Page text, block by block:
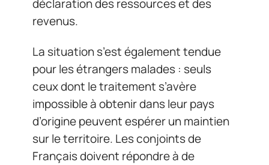
déclaration des ressources et des
revenus.
La situation s’est également tendue
pour les étrangers malades : seuls
ceux dont le traitement s’avère
impossible à obtenir dans leur pays
d’origine peuvent espérer un maintien
sur le territoire. Les conjoints de
Français doivent répondre à de